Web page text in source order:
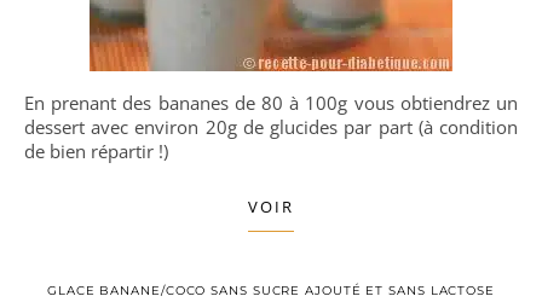
En prenant des bananes de 80 à 100g vous obtiendrez un
dessert avec environ 20g de glucides par part (à condition
de bien répartir !)
VOIR
GLACE BANANE/COCO SANS SUCRE AJOUTÉ ET SANS LACTOSE